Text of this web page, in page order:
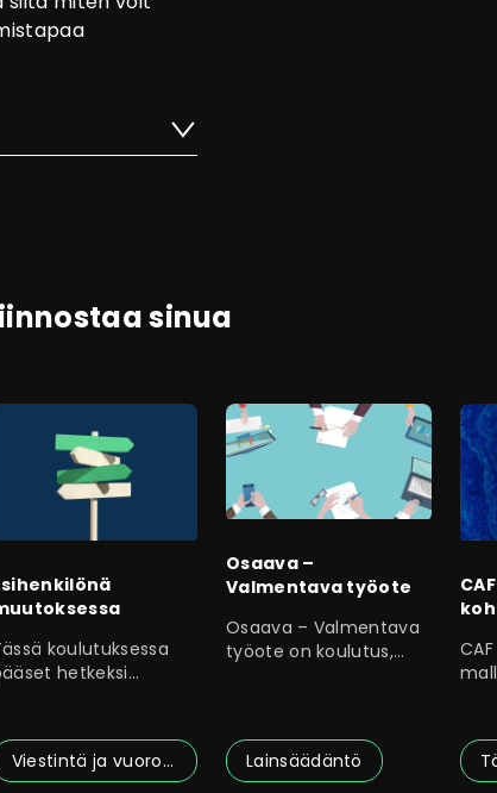
sinua
koulutuksessa
hetkeksi
Viestintä ja vuorovaikutus
Osaava –
Valmentava työote
Osaava – Valmentava
työote on koulutus,
Lainsäädäntö